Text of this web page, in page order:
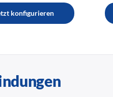
konfigurieren